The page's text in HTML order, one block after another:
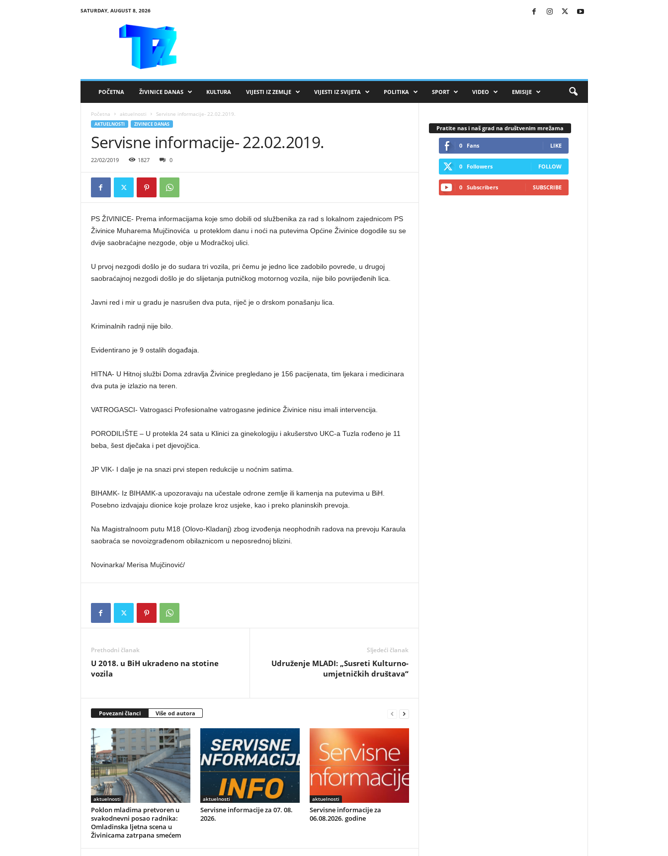
SATURDAY, AUGUST 8, 2026
POČETNA ŽIVINICE DANAS KULTURA VIJESTI IZ ZEMLJE VIJESTI IZ SVIJETA POLITIKA SPORT VIDEO EMISIJE
Početna aktuelnosti Servisne informacije- 22.02.2019.
AKTUELNOSTI ZIVINICE DANAS
Servisne informacije- 22.02.2019.
22/02/2019 1827 0
PS ŽIVINICE- Prema informacijama koje smo dobili od službenika za rad s lokalnom zajednicom PS
Živinice Muharema Mujčinovića u proteklom danu i noći na putevima Općine Živinice dogodile su se
dvije saobraćajne nezgode, obje u Modračkoj ulici.
U prvoj nezgodi došlo je do sudara tri vozila, pri čemu je jedno lice zadobilo povrede, u drugoj
saobraćajnoj nezgodi došlo je do slijetanja putničkog motornog vozila, nije bilo povrijeđenih lica.
Javni red i mir u gradu je nasrušen dva puta, riječ je o drskom ponašanju lica.
Kriminalnih radnji nije bilo.
Evidentirano je 9 ostalih događaja.
HITNA- U Hitnoj službi Doma zdravlja Živinice pregledano je 156 pacijenata, tim ljekara i medicinara
dva puta je izlazio na teren.
VATROGASCI- Vatrogasci Profesionalne vatrogasne jedinice Živinice nisu imali intervencija.
PORODILIŠTE – U protekla 24 sata u Klinici za ginekologiju i akušerstvo UKC-a Tuzla rođeno je 11
beba, šest dječaka i pet djevojčica.
JP VIK- I dalje je na snazi prvi stepen redukcije u noćnim satima.
BIHAMK- Iz BIHAMK-a upozoravaju na učestale odrone zemlje ili kamenja na putevima u BiH.
Posebno izdvajaju dionice koje prolaze kroz usjeke, kao i preko planinskih prevoja.
Na Magistralnoom putu M18 (Olovo-Kladanj) zbog izvođenja neophodnih radova na prevoju Karaula
saobraća se novoizgrađenom obilaznicom u neposrednoj blizini.
Novinarka/ Merisa Mujčinović/
Prethodni članak
U 2018. u BiH ukradeno na stotine
vozila
Sljedeći članak
Udruženje MLADI: „Susreti Kulturno-
umjetničkih društava“
Povezani članci Više od autora
aktuelnosti
Poklon mladima pretvoren u
svakodnevni posao radnika:
Omladinska ljetna scena u
Živinicama zatrpana smećem
aktuelnosti
Servisne informacije za 07. 08.
2026.
aktuelnosti
Servisne informacije za
06.08.2026. godine
Pratite nas i naš grad na društvenim mrežama
0 Fans LIKE
0 Followers FOLLOW
0 Subscribers SUBSCRIBE